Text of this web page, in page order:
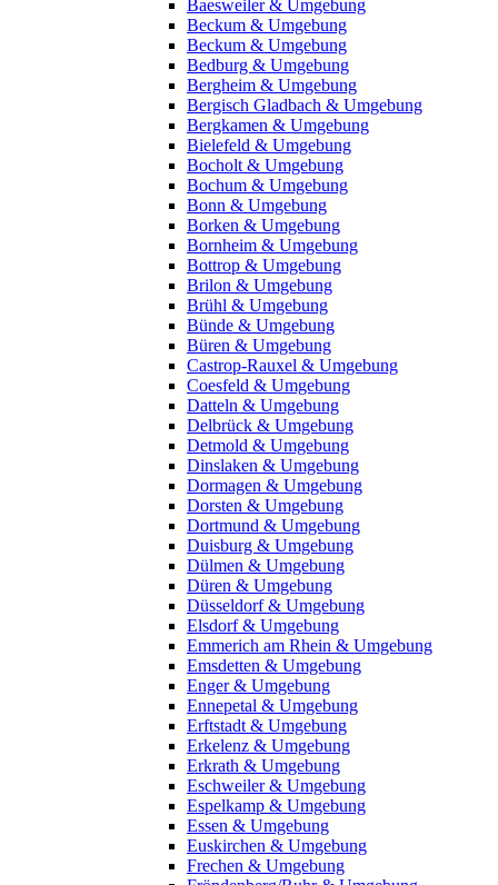
Baesweiler & Umgebung
Beckum & Umgebung
Beckum & Umgebung
Bedburg & Umgebung
Bergheim & Umgebung
Bergisch Gladbach & Umgebung
Bergkamen & Umgebung
Bielefeld & Umgebung
Bocholt & Umgebung
Bochum & Umgebung
Bonn & Umgebung
Borken & Umgebung
Bornheim & Umgebung
Bottrop & Umgebung
Brilon & Umgebung
Brühl & Umgebung
Bünde & Umgebung
Büren & Umgebung
Castrop-Rauxel & Umgebung
Coesfeld & Umgebung
Datteln & Umgebung
Delbrück & Umgebung
Detmold & Umgebung
Dinslaken & Umgebung
Dormagen & Umgebung
Dorsten & Umgebung
Dortmund & Umgebung
Duisburg & Umgebung
Dülmen & Umgebung
Düren & Umgebung
Düsseldorf & Umgebung
Elsdorf & Umgebung
Emmerich am Rhein & Umgebung
Emsdetten & Umgebung
Enger & Umgebung
Ennepetal & Umgebung
Erftstadt & Umgebung
Erkelenz & Umgebung
Erkrath & Umgebung
Eschweiler & Umgebung
Espelkamp & Umgebung
Essen & Umgebung
Euskirchen & Umgebung
Frechen & Umgebung